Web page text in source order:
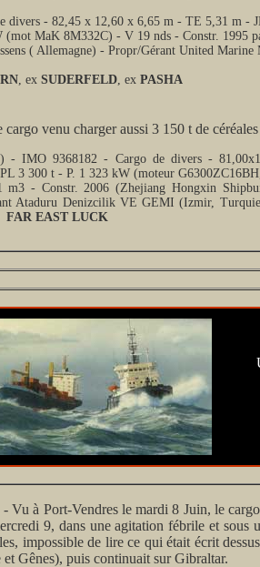
divers - 82,45 x 12,60 x 6,65 m - TE 5,31 m -
(mot MaK 8M332C) - V 19 nds - Constr. 1995
( Allemagne) - Propr/Gérant United Marine
, ex SUDERFELD, ex PASHA
venu charger aussi 3 150 t de
- IMO 9368182 - Cargo de divers -
3 300 t - P. 1 323 kW (moteur
m3 - Constr. 2006 (Zhejiang Hongxin
Ataduru Denizcilik VE GEMI (Izmir,
FAR EAST LUCK
- Vu à Port-Vendres le mardi 8 Juin, le
9, dans une agitation fébrile et sous
impossible de lire ce qui était écrit
Gênes), puis continuait sur Gibraltar.